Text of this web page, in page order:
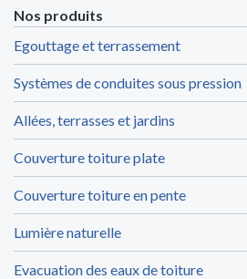
Nos produits
Egouttage et terrassement
Systèmes de conduites sous pression
Allées, terrasses et jardins
Couverture toiture plate
Couverture toiture en pente
Lumière naturelle
Evacuation des eaux de toiture